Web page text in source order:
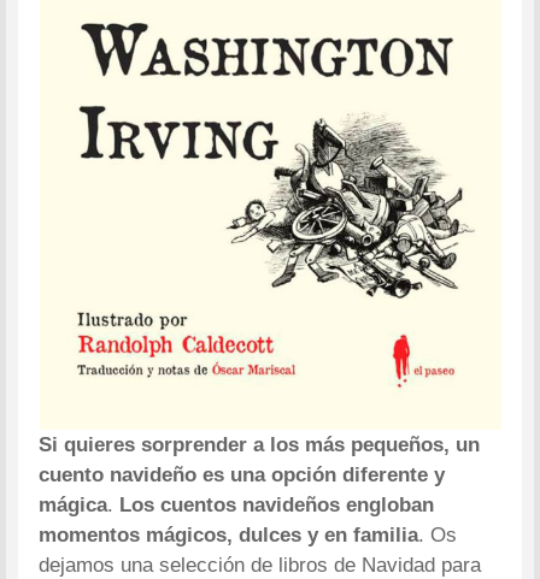
Si quieres sorprender a los más pequeños, un
cuento navideño es una opción diferente y
mágica. Los cuentos navideños engloban
momentos mágicos, dulces y en familia. Os
dejamos una selección de libros de Navidad para